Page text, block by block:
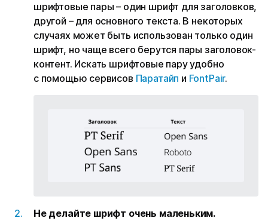
шрифтовые пары – один шрифт для заголовков,
другой – для основного текста. В некоторых
случаях может быть использован только один
шрифт, но чаще всего берутся пары заголовок-
контент. Искать шрифтовые пару удобно
с помощью сервисов Паратайп и FontPair.
Не делайте шрифт очень маленьким.